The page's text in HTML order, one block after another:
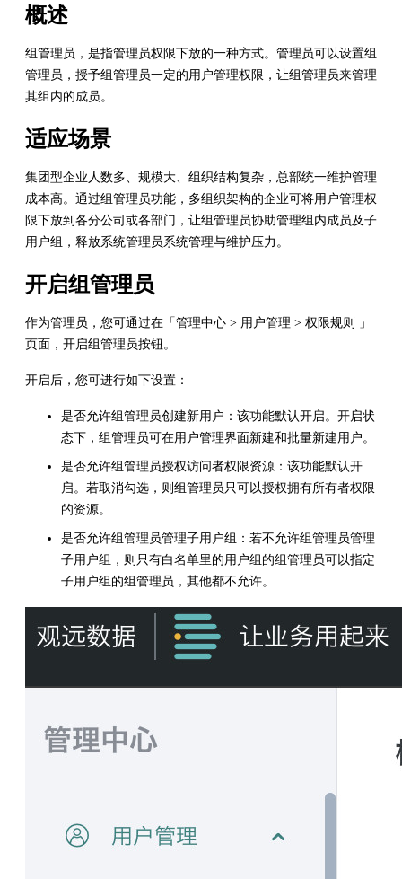
概述
组管理员，是指管理员权限下放的一种方式。管理员可以设置组
管理员，授予组管理员一定的用户管理权限，让组管理员来管理
其组内的成员。
适应场景
集团型企业人数多、规模大、组织结构复杂，总部统一维护管理
成本高。通过组管理员功能，多组织架构的企业可将用户管理权
限下放到各分公司或各部门，让组管理员协助管理组内成员及子
用户组，释放系统管理员系统管理与维护压力。
开启组管理员
作为管理员，您可通过在「管理中心 > 用户管理 > 权限规则 」
页面，开启组管理员按钮。
开启后，您可进行如下设置：
是否允许组管理员创建新用户：该功能默认开启。开启状
态下，组管理员可在用户管理界面新建和批量新建用户。
是否允许组管理员授权访问者权限资源：该功能默认开
启。若取消勾选，则组管理员只可以授权拥有所有者权限
的资源。
是否允许组管理员管理子用户组：若不允许组管理员管理
子用户组，则只有白名单里的用户组的组管理员可以指定
子用户组的组管理员，其他都不允许。